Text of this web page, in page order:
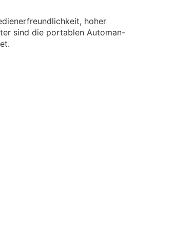
hoher
sind die portablen Automan-